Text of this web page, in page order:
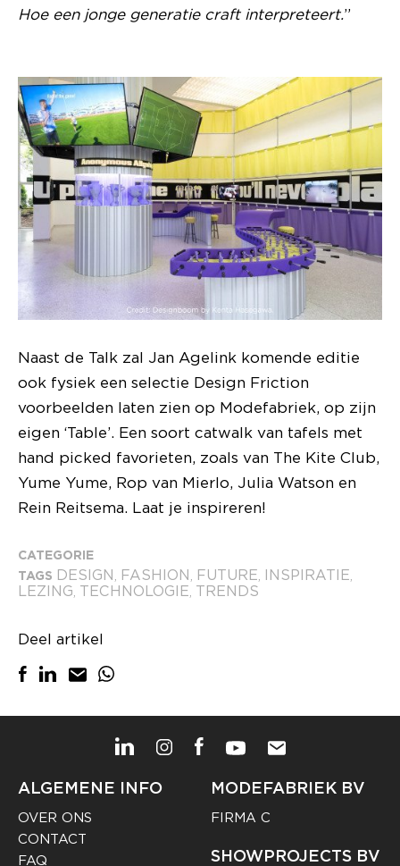
Hoe een jonge generatie craft interpreteert.”
Naast de Talk zal Jan Agelink komende editie
ook fysiek een selectie Design Friction
voorbeelden laten zien op Modefabriek, op zijn
eigen ‘Table’. Een soort catwalk van tafels met
hand picked favorieten, zoals van The Kite Club,
Yume Yume, Rop van Mierlo, Julia Watson en
Rein Reitsema. Laat je inspireren!
CATEGORIE
TAGS DESIGN , FASHION , FUTURE, INSPIRATIE,
LEZING, TECHNOLOGIE, TRENDS
Deel artikel
ALGEMENE INFO
OVER ONS
CONTACT
FAQ
MODEFABRIEK BV
FIRMA C
SHOWPROJECTS BV